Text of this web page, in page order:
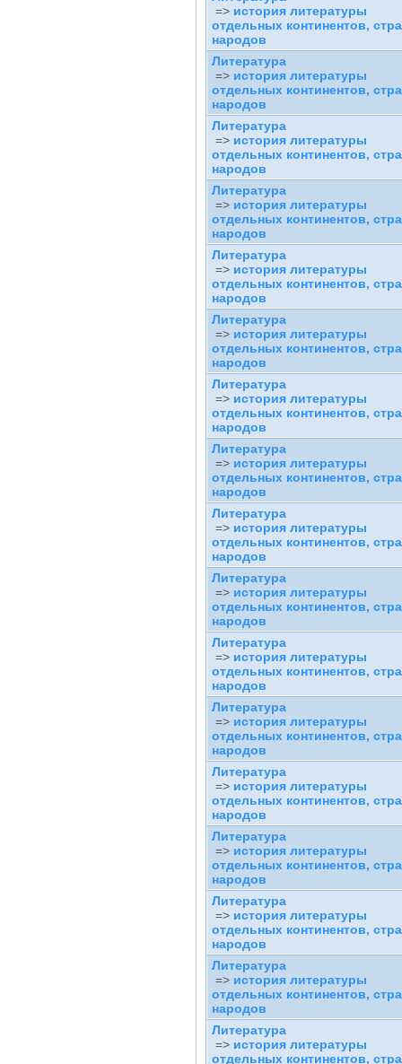
=> история литературы
отдельных континентов,
народов
Литература
=> история литературы
отдельных континентов,
народов
Литература
=> история литературы
отдельных континентов,
народов
Литература
=> история литературы
отдельных континентов,
народов
Литература
=> история литературы
отдельных континентов,
народов
Литература
=> история литературы
отдельных континентов,
народов
Литература
=> история литературы
отдельных континентов,
народов
Литература
=> история литературы
отдельных континентов,
народов
Литература
=> история литературы
отдельных континентов,
народов
Литература
=> история литературы
отдельных континентов,
народов
Литература
=> история литературы
отдельных континентов,
народов
Литература
=> история литературы
отдельных континентов,
народов
Литература
=> история литературы
отдельных континентов,
народов
Литература
=> история литературы
отдельных континентов,
народов
Литература
=> история литературы
отдельных континентов,
народов
Литература
=> история литературы
отдельных континентов,
народов
Литература
=> история литературы
отдельных континентов,